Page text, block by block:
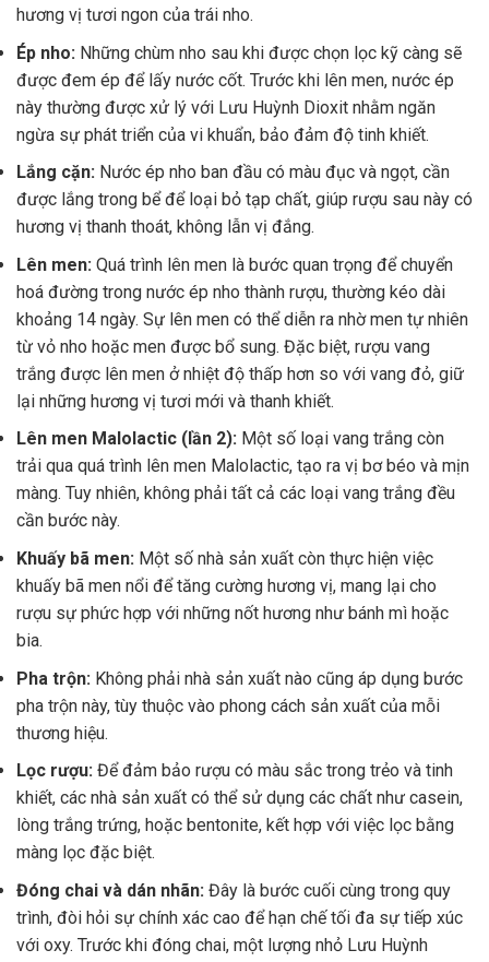
hương vị tươi ngon của trái nho.
Ép nho: Những chùm nho sau khi được chọn lọc kỹ càng sẽ
được đem ép để lấy nước cốt. Trước khi lên men, nước ép
này thường được xử lý với Lưu Huỳnh Dioxit nhằm ngăn
ngừa sự phát triển của vi khuẩn, bảo đảm độ tinh khiết.
Lắng cặn: Nước ép nho ban đầu có màu đục và ngọt, cần
được lắng trong bể để loại bỏ tạp chất, giúp rượu sau này có
hương vị thanh thoát, không lẫn vị đắng.
Lên men: Quá trình lên men là bước quan trọng để chuyển
hoá đường trong nước ép nho thành rượu, thường kéo dài
khoảng 14 ngày. Sự lên men có thể diễn ra nhờ men tự nhiên
từ vỏ nho hoặc men được bổ sung. Đặc biệt, rượu vang
trắng được lên men ở nhiệt độ thấp hơn so với vang đỏ, giữ
lại những hương vị tươi mới và thanh khiết.
Lên men Malolactic (lần 2): Một số loại vang trắng còn
trải qua quá trình lên men Malolactic, tạo ra vị bơ béo và mịn
màng. Tuy nhiên, không phải tất cả các loại vang trắng đều
cần bước này.
Khuấy bã men: Một số nhà sản xuất còn thực hiện việc
khuấy bã men nổi để tăng cường hương vị, mang lại cho
rượu sự phức hợp với những nốt hương như bánh mì hoặc
bia.
Pha trộn: Không phải nhà sản xuất nào cũng áp dụng bước
pha trộn này, tùy thuộc vào phong cách sản xuất của mỗi
thương hiệu.
Lọc rượu: Để đảm bảo rượu có màu sắc trong trẻo và tinh
khiết, các nhà sản xuất có thể sử dụng các chất như casein,
lòng trắng trứng, hoặc bentonite, kết hợp với việc lọc bằng
màng lọc đặc biệt.
Đóng chai và dán nhãn: Đây là bước cuối cùng trong quy
trình, đòi hỏi sự chính xác cao để hạn chế tối đa sự tiếp xúc
với oxy. Trước khi đóng chai, một lượng nhỏ Lưu Huỳnh